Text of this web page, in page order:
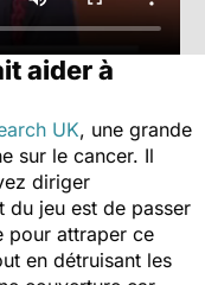
aider à
UK, une grande
sur le cancer. Il
diriger
du jeu est de passer
pour attraper ce
en détruisant les